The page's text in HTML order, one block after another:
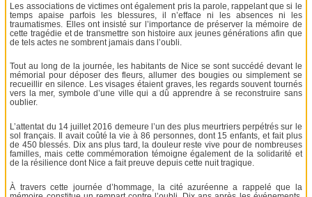
Les associations de victimes ont également pris la parole, rappelant que si le
temps apaise parfois les blessures, il n’efface ni les absences ni les
traumatismes. Elles ont insisté sur l’importance de préserver la mémoire de
cette tragédie et de transmettre son histoire aux jeunes générations afin que
de tels actes ne sombrent jamais dans l’oubli.
Tout au long de la journée, les habitants de Nice se sont succédé devant le
mémorial pour déposer des fleurs, allumer des bougies ou simplement se
recueillir en silence. Les visages étaient graves, les regards souvent tournés
vers la mer, symbole d’une ville qui a dû apprendre à se reconstruire sans
oublier.
L’attentat du 14 juillet 2016 demeure l’un des plus meurtriers perpétrés sur le
sol français. Il avait coûté la vie à 86 personnes, dont 15 enfants, et fait plus
de 450 blessés. Dix ans plus tard, la douleur reste vive pour de nombreuses
familles, mais cette commémoration témoigne également de la solidarité et
de la résilience dont Nice a fait preuve depuis cette nuit tragique.
À travers cette journée d’hommage, la cité azuréenne a rappelé que la